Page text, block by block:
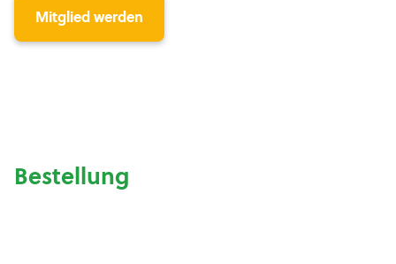
Mitglied werden
Bestellung